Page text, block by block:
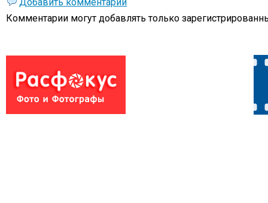
Комментарии могут добавлять только